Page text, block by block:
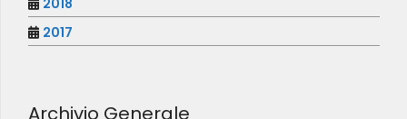
2018
2017
Archivio Generale